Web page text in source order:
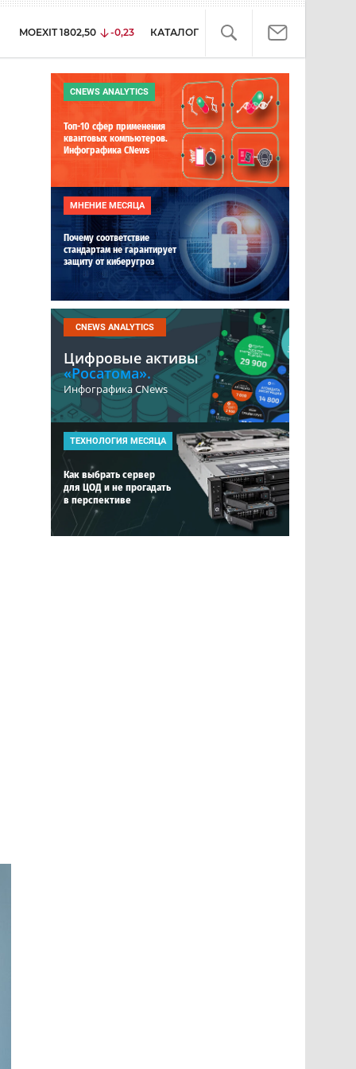
MOEXIT 1802,50 -0,23 КАТАЛОГ
CNEWS ANALYTICS
Топ-10 сфер применения
квантовых компьютеров.
Инфографика CNews
МНЕНИЕ МЕСЯЦА
Почему соответствие
стандартам не гарантирует
защиту от киберугроз
CNEWS ANALYTICS
Цифровые активы
«Росатома».
Инфографика CNews
ТЕХНОЛОГИЯ МЕСЯЦА
Как выбрать сервер
для ЦОД и не прогадать
в перспективе